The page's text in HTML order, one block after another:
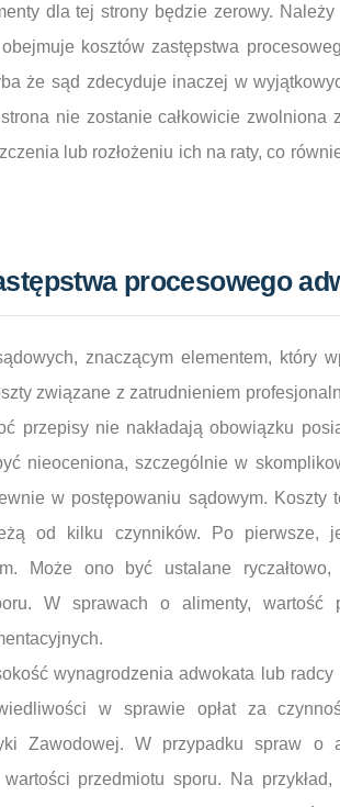
dla tej strony będzie zerowy.
kosztów zastępstwa
że sąd zdecyduje inaczej w
nie zostanie całkowicie zwolniona
lub rozłożeniu ich na raty, co
procesowego
znaczącym elementem, który
związane z zatrudnieniem
przepisy nie nakładają obowiązku
nieoceniona, szczególnie w
w postępowaniu sądowym. Koszty
od kilku czynników. Po pierwsze,
Może ono być ustalane
W sprawach o alimenty, wartość
wynagrodzenia adwokata lub
w sprawie opłat za
Zawodowej. W przypadku spraw o
przedmiotu sporu. Na